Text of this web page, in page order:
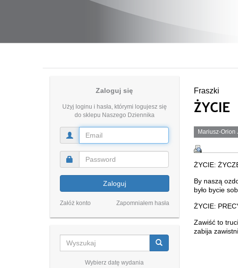
Zaloguj się
Użyj loginu i hasła, którymi logujesz się
do sklepu Naszego Dziennika
Zaloguj
Załóż konto Zapomniałem hasła
Wybierz datę wydania
Fraszki
ŻYCIE
Mariusz-Orion
ŻYCIE:
By naszą
było bycie
ŻYCIE:
Zawiść to
zabija